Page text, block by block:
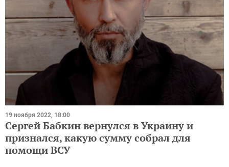
19 ноября 2022, 18:00
Сергей Бабкин вернулся в Украину и
признался, какую сумму собрал для
помощи ВСУ